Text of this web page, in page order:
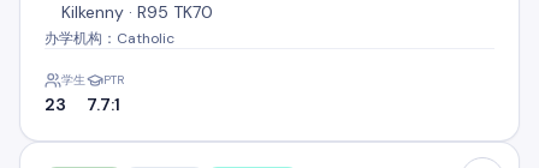
Kilkenny · R95 TK70
办学机构：Catholic
学生
23
PTR
7.7:1
Lisdowney N S